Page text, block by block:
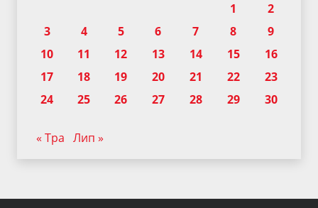
1
2
3
4 5 6 7 8
9
10
11 12 13 14 15
16
17
18 19 20 21 22
23
24
25 26 27 28 29 30
« Тра Лип »